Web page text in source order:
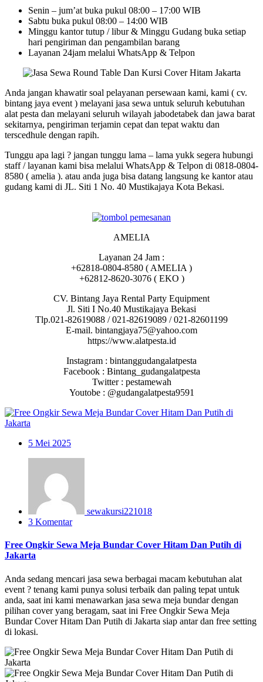
Senin – jum’at buka pukul 08:00 – 17:00 WIB
Sabtu buka pukul 08:00 – 14:00 WIB
Minggu kantor tutup / libur & Minggu Gudang buka setiap
hari pengiriman dan pengambilan barang
Layanan 24jam melalui WhatsApp & Telpon
Anda jangan khawatir soal pelayanan persewaan kami, kami ( cv.
bintang jaya event ) melayani jasa sewa untuk seluruh kebutuhan
alat pesta dan melayani seluruh wilayah jabodetabek dan jawa barat
sekitarnya, pengiriman terjamin cepat dan tepat waktu dan
terscedhule dengan rapih.
Tunggu apa lagi ? jangan tunggu lama – lama yukk segera hubungi
staff / layanan kami bisa melalui WhatsApp & Telpon di 0818-0804-
8580 ( amelia ). atau anda juga bisa datang langsung ke kantor atau
gudang kami di JL. Siti 1 No. 40 Mustikajaya Kota Bekasi.
AMELIA
Layanan 24 Jam :
+62818-0804-8580 ( AMELIA )
+62812-8620-3076 ( EKO )
CV. Bintang Jaya Rental Party Equipment
Jl. Siti I No.40 Mustikajaya Bekasi
Tlp.021-82619088 / 021-82619089 / 021-82601199
E-mail. bintangjaya75@yahoo.com
https://www.alatpesta.id
Instagram : bintanggudangalatpesta
Facebook : Bintang_gudangalatpesta
Twitter : pestamewah
Youtobe : @gudangalatpesta9591
5 Mei 2025
sewakursi221018
3 Komentar
Free Ongkir Sewa Meja Bundar Cover Hitam Dan Putih di
Jakarta
Anda sedang mencari jasa sewa berbagai macam kebutuhan alat
event ? tenang kami punya solusi terbaik dan paling tepat untuk
anda, saat ini kami menawarkan jasa sewa meja bundar dengan
pilihan cover yang beragam, saat ini Free Ongkir Sewa Meja
Bundar Cover Hitam Dan Putih di Jakarta siap antar dan free setting
di lokasi.